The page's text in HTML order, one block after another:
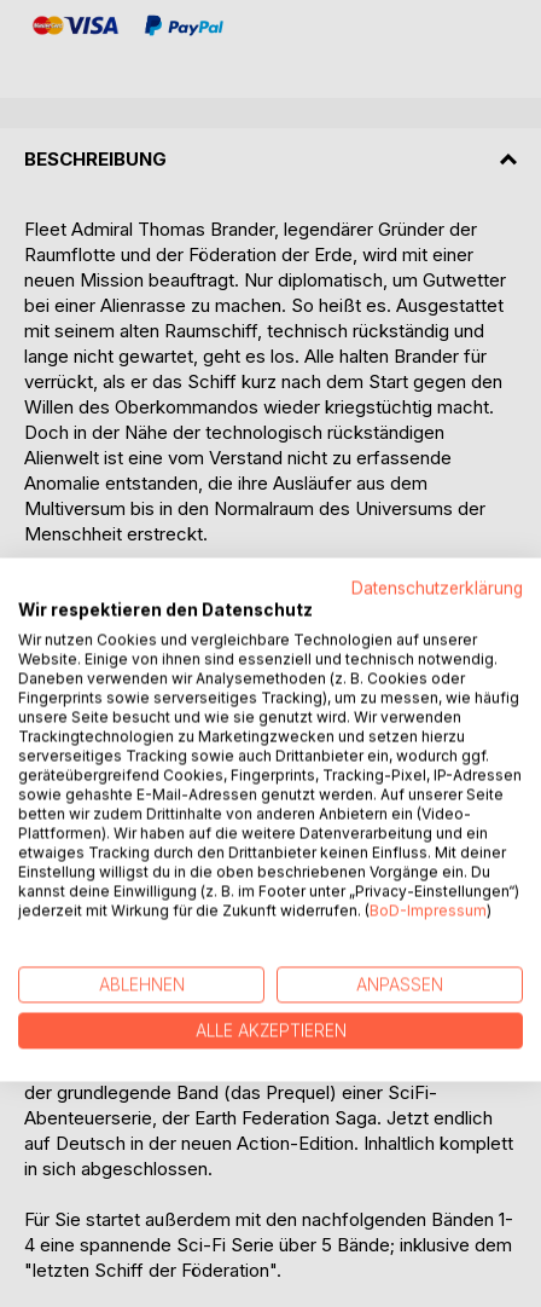
BESCHREIBUNG
Fleet Admiral Thomas Brander, legendärer Gründer der
Raumflotte und der Föderation der Erde, wird mit einer
neuen Mission beauftragt. Nur diplomatisch, um Gutwetter
bei einer Alienrasse zu machen. So heißt es. Ausgestattet
mit seinem alten Raumschiff, technisch rückständig und
lange nicht gewartet, geht es los. Alle halten Brander für
verrückt, als er das Schiff kurz nach dem Start gegen den
Willen des Oberkommandos wieder kriegstüchtig macht.
Doch in der Nähe der technologisch rückständigen
Alienwelt ist eine vom Verstand nicht zu erfassende
Anomalie entstanden, die ihre Ausläufer aus dem
Multiversum bis in den Normalraum des Universums der
Menschheit erstreckt.
--Erleben Sie, wie Brander und sein altes Raumschiff
MOONDREAMER sich einer alptraumhaften Bedrohung aus
einer anderen Dimension stellen müssen. Ist die alte Raum-
Fregatte auch vernachlässigt und die Schotten knarzen, so
zeigen die Disruptoren und Torpedowerfer grün, als es hart
auf hart geht.
--Was wird Brander tun, als die Krise ausbricht? Soll er
zurück ins Sol-System fliegen, um Meldung zu machen, so
wie es alle verlangen? Oder soll er sich der Gefahr stellen,
die ganze Sektoren der Galaxis verwüsten kann? Steigen
Sie in die in die Reihe ein und erfahren Sie, wie ein alter
Admiral und Space Navy-Kommandant handelt, wenn alles
zusammenbricht. Und alles ändert sich, als der Rotalarm
zusammenwächst, einer illegalen KI und einer Trickkiste
aus im Ruhestand weiterentwickelten Technologien stellen
sich Admiral, Crew und Schiff der Bedrohung...
der grundlegende Band (das Prequel) einer SciFi-
Abenteuerserie, der Earth Federation Saga. Jetzt endlich
auf Deutsch in der neuen Action-Edition. Inhaltlich komplett
in sich abgeschlossen.
Für Sie startet außerdem mit den nachfolgenden Bänden 1-
4 eine spannende Sci-Fi Serie über 5 Bände; inklusive dem
"letzten Schiff der Föderation".
Datenschutzerklärung
Wir respektieren den Datenschutz
Wir nutzen Cookies und vergleichbare Technologien auf unserer
Website. Einige von ihnen sind essenziell und technisch notwendig.
Daneben verwenden wir Analysemethoden (z. B. Cookies oder
Fingerprints sowie serverseitiges Tracking), um zu messen, wie häufig
unsere Seite besucht und wie sie genutzt wird. Wir verwenden
Trackingtechnologien zu Marketingzwecken und setzen hierzu
serverseitiges Tracking sowie auch Drittanbieter ein, wodurch ggf.
geräteübergreifend Cookies, Fingerprints, Tracking-Pixel, IP-Adressen
sowie gehashte E-Mail-Adressen genutzt werden. Auf unserer Seite
betten wir zudem Drittinhalte von anderen Anbietern ein (Video-
Plattformen). Wir haben auf die weitere Datenverarbeitung und ein
etwaiges Tracking durch den Drittanbieter keinen Einfluss. Mit deiner
Einstellung willigst du in die oben beschriebenen Vorgänge ein. Du
kannst deine Einwilligung (z. B. im Footer unter „Privacy-Einstellungen“)
jederzeit mit Wirkung für die Zukunft widerrufen. (BoD-Impressum)
ABLEHNEN ANPASSEN
ALLE AKZEPTIEREN